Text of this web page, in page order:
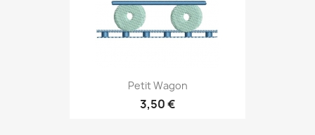
Petit Wagon
3,50 €